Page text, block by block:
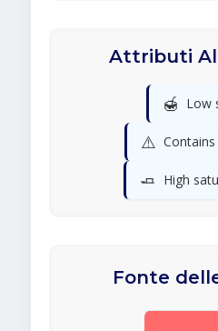
Attributi
🍯 Low
⚠️
🧈 High
Fonte